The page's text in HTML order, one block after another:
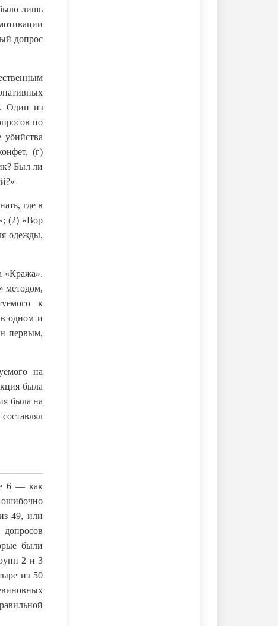
лишь
допрос
Один из
по
(г)
Был ли
где в
(2) «Вор
одежды,
«Кража».
методом,
к
в одном и
первым,
на
была
была на
6 — как
49, или
были
2 и 3
из 50